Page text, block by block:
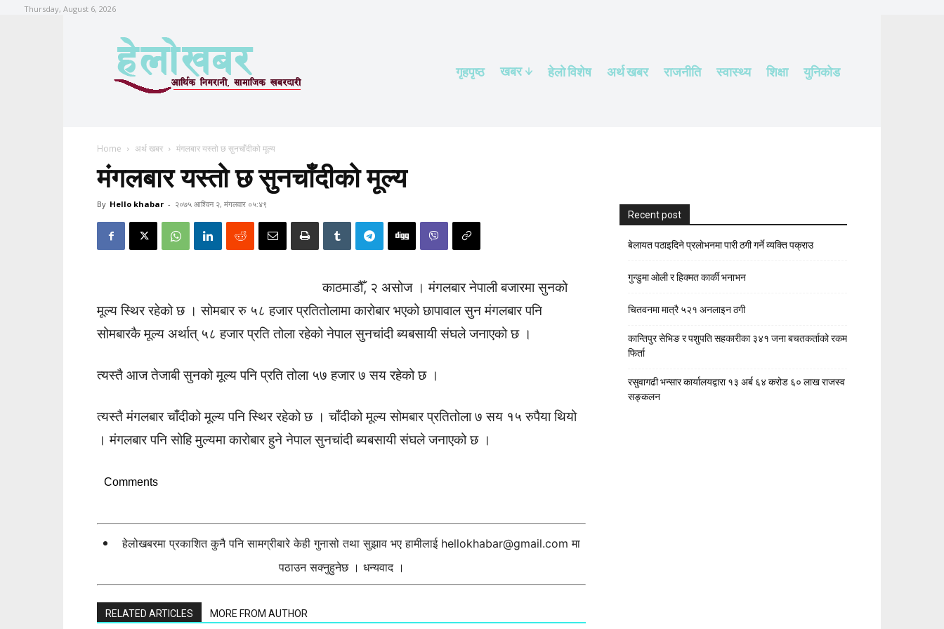
Thursday, August 6, 2026
गृहपृष्ठ खबर हेलाे विशेष अर्थ खबर राजनीति स्वास्थ्य शिक्षा युनिकोड
Home अर्थ खबर मंगलबार यस्तो छ सुनचाँदीको मूल्य
मंगलबार यस्तो छ सुनचाँदीको मूल्य
By Hello khabar - २०७५ आश्विन २, मंगलवार ०५:४९
काठमाडौँ, २ असोज । मंगलबार नेपाली बजारमा सुनको
मूल्य स्थिर रहेको छ । सोमबार रु ५८ हजार प्रतितोलामा कारोबार भएको छापावाल सुन मंगलबार पनि
सोमबारकै मूल्य अर्थात् ५८ हजार प्रति तोला रहेको नेपाल सुनचांदी ब्यबसायी संघले जनाएको छ ।
त्यस्तै आज तेजाबी सुनको मूल्य पनि प्रति तोला ५७ हजार ७ सय रहेको छ ।
त्यस्तै मंगलबार चाँदीको मूल्य पनि स्थिर रहेको छ । चाँदीको मूल्य सोमबार प्रतितोला ७ सय १५ रुपैया थियो
। मंगलबार पनि सोहि मुल्यमा कारोबार हुने नेपाल सुनचांदी ब्यबसायी संघले जनाएको छ ।
Comments
हेलोखबरमा प्रकाशित कुनै पनि सामग्रीबारे केही गुनासो तथा सुझाव भए हामीलाई hellokhabar@gmail.com मा
पठाउन सक्नुहुनेछ । धन्यवाद ।
RELATED ARTICLES MORE FROM AUTHOR
Recent post
बेलायत पठाइदिने प्रलाेभनमा पारी ठगी गर्ने व्यक्ति पक्राउ
गुन्डुमा ओली र हिक्मत कार्की भनाभन
चितवनमा मात्रै ५२१ अनलाइन ठगी
कान्तिपुर सेभिङ र पशुपति सहकारीका ३४१ जना बचतकर्ताको रकम
फिर्ता
रसुवागढी भन्सार कार्यालयद्वारा १३ अर्ब ६४ करोड ६० लाख राजस्व
सङ्कलन